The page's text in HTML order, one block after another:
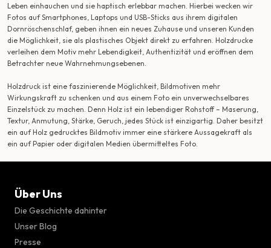
Leben einhauchen und sie haptisch erlebbar machen. Hierbei wecken wir
Fotos auf Smartphones, Laptops und USB-Sticks aus ihrem digitalen
Dornröschenschlaf, geben ihnen ein neues Zuhause und unseren Kunden
die Möglichkeit, sie als plastisches Objekt direkt zu erfahren. Holzdrucke
verleihen dem Motiv mehr Lebendigkeit, Authentizität und eröffnen dem
Betrachter neue Wahrnehmungsebenen.
Holzdruck ist eine faszinierende Möglichkeit, Bildmotiven mehr
Wirkungskraft zu schenken und aus einem Foto ein unverwechselbares
Einzelstück zu machen. Denn Holz ist ein lebendiger Rohstoff – Maserung,
Textur, Anmutung, Stärke, Geruch, jedes Stück ist einzigartig. Daher besitzt
ein auf Holz gedrucktes Bildmotiv immer eine stärkere Aussagekraft als
ein auf Papier oder digitalen Medien übermitteltes Foto.
Über Uns
Die Geschichte dahinter
Unser Blog
Presse